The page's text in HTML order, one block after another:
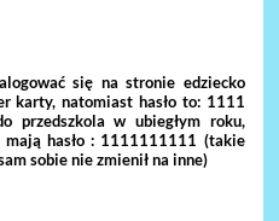
się na stronie edziecko
karty, natomiast hasło to: 1111
przedszkola w ubiegłym roku,
hasło : 1111111111 (takie
sobie nie zmienił na inne)